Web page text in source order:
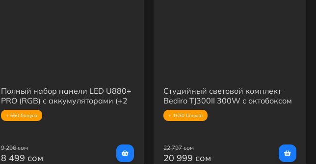
Полный набор панели LED U880+
PRO (RGB) с аккумуляторами (+2
аккумулятора 5500mAh +З/У)
+ 660 бонуса
9 296 сом
8 499 сом
Студийный световой комплект
Bediro TJ300II 300W с октобоксом
90 см и усиленной стойкой 2.8
+ 1530 бонуса
22 797 сом
20 999 сом